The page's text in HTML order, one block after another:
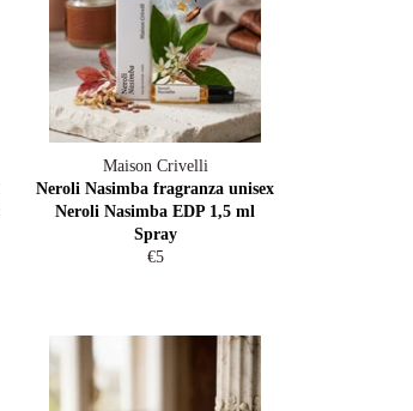
Maison Crivelli
Neroli Nasimba fragranza unisex
Neroli Nasimba EDP 1,5 ml
Spray
Regular
€5